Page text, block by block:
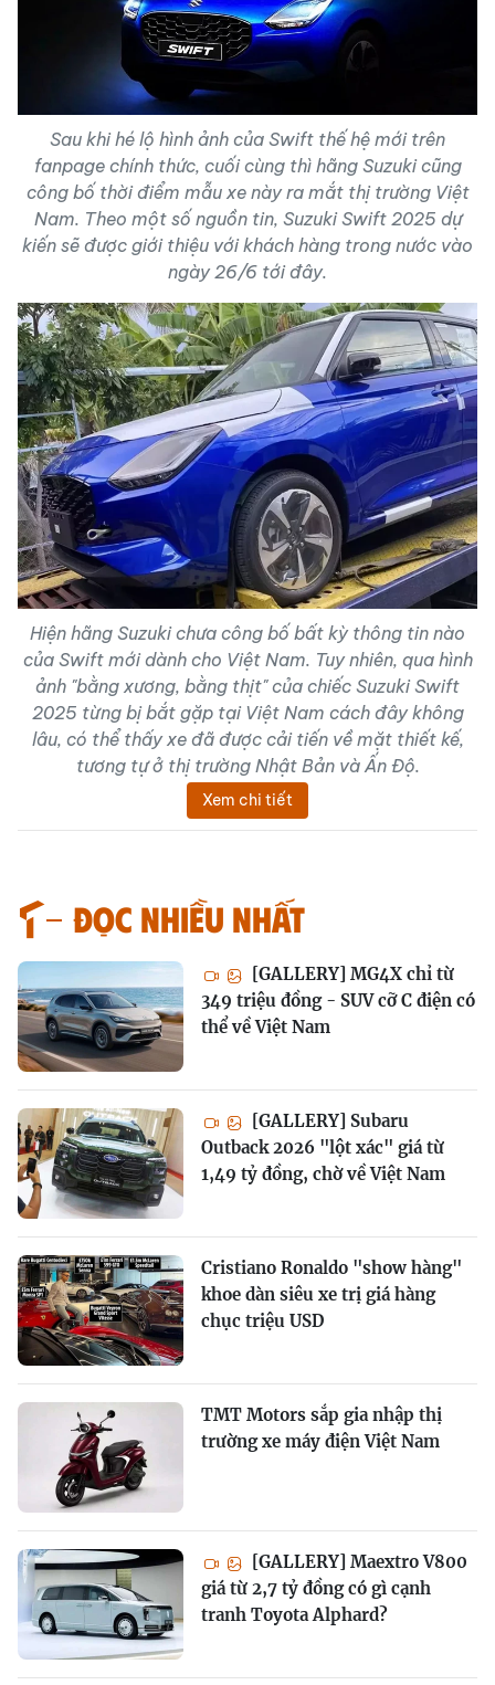
Sau khi hé lộ hình ảnh của Swift thế hệ mới trên
fanpage chính thức, cuối cùng thì hãng Suzuki cũng
công bố thời điểm mẫu xe này ra mắt thị trường Việt
Nam. Theo một số nguồn tin, Suzuki Swift 2025 dự
kiến sẽ được giới thiệu với khách hàng trong nước vào
ngày 26/6 tới đây.
Hiện hãng Suzuki chưa công bố bất kỳ thông tin nào
của Swift mới dành cho Việt Nam. Tuy nhiên, qua hình
ảnh "bằng xương, bằng thịt" của chiếc Suzuki Swift
2025 từng bị bắt gặp tại Việt Nam cách đây không
lâu, có thể thấy xe đã được cải tiến về mặt thiết kế,
tương tự ở thị trường Nhật Bản và Ấn Độ.
Xem chi tiết
Đọc nhiều nhất
[GALLERY] MG4X chỉ từ
349 triệu đồng - SUV cỡ C điện có
thể về Việt Nam
[GALLERY] Subaru
Outback 2026 "lột xác" giá từ
1,49 tỷ đồng, chờ về Việt Nam
Cristiano Ronaldo "show hàng"
khoe dàn siêu xe trị giá hàng
chục triệu USD
TMT Motors sắp gia nhập thị
trường xe máy điện Việt Nam
[GALLERY] Maextro V800
giá từ 2,7 tỷ đồng có gì cạnh
tranh Toyota Alphard?